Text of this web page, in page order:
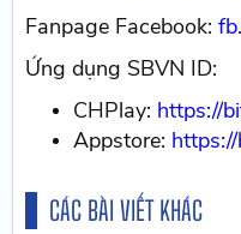
Fanpage Facebook:
Ứng dụng SBVN ID:
CHPlay: https://
Appstore:
CÁC BÀI VIẾT KHÁC